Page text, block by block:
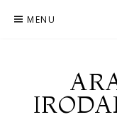
MENU